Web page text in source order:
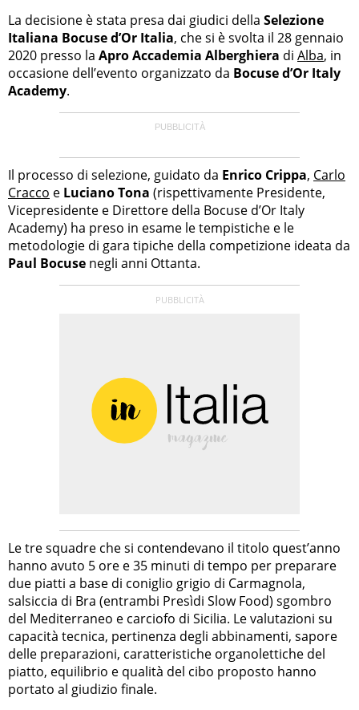
La decisione è stata presa dai giudici della Selezione
Italiana Bocuse d’Or Italia, che si è svolta il 28 gennaio
2020 presso la Apro Accademia Alberghiera di Alba, in
occasione dell’evento organizzato da Bocuse d’Or Italy
Academy.
Il processo di selezione, guidato da Enrico Crippa, Carlo
Cracco e Luciano Tona (rispettivamente Presidente,
Vicepresidente e Direttore della Bocuse d’Or Italy
Academy) ha preso in esame le tempistiche e le
metodologie di gara tipiche della competizione ideata da
Paul Bocuse negli anni Ottanta.
Le tre squadre che si contendevano il titolo quest’anno
hanno avuto 5 ore e 35 minuti di tempo per preparare
due piatti a base di coniglio grigio di Carmagnola,
salsiccia di Bra (entrambi Presìdi Slow Food) sgombro
del Mediterraneo e carciofo di Sicilia. Le valutazioni su
capacità tecnica, pertinenza degli abbinamenti, sapore
delle preparazioni, caratteristiche organolettiche del
piatto, equilibrio e qualità del cibo proposto hanno
portato al giudizio finale.